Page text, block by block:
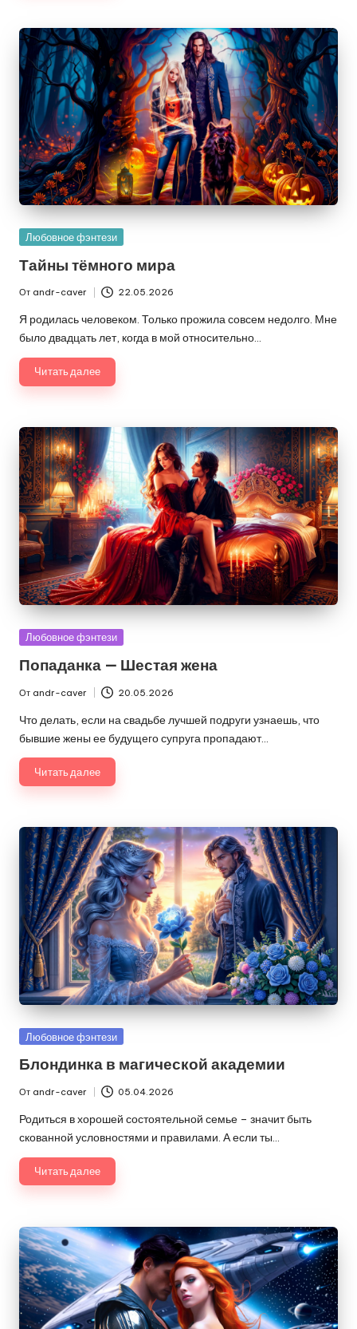
Опубликовано
Любовное фэнтези
Тайны тёмного мира
от
От andr-caver 22.05.2026
Я родилась человеком. Только прожила совсем недолго. Мне
было двадцать лет, когда в мой относительно…
Читать далее
Опубликовано
Любовное фэнтези
Попаданка — Шестая жена
Запись
от
От andr-caver 20.05.2026
Что делать, если на свадьбе лучшей подруги узнаешь, что
бывшие жены ее будущего супруга пропадают…
Читать далее
Опубликовано
Любовное фэнтези
Блондинка в магической академии
Запись
от
От andr-caver 05.04.2026
Родиться в хорошей состоятельной семье – значит быть
скованной условностями и правилами. А если ты…
Читать далее